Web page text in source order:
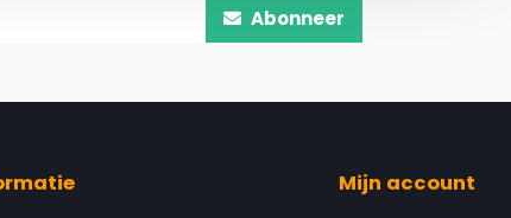
Abonneer
Mijn account